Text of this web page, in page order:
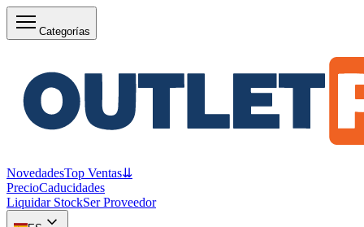
Categorías
NovedadesTop Ventas⇊
PrecioCaducidades
Liquidar StockSer Proveedor